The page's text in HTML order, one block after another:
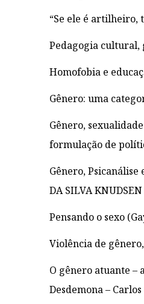
“Se ele é artilheiro,
Pedagogia cultural,
Homofobia e
Gênero: uma
Gênero,
formulação de
Gênero, Psicanálise
DA SILVA
Pensando o sexo
Violência de
O gênero atuante –
Desdemona –